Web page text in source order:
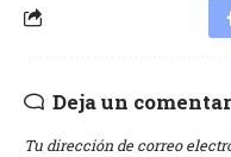
Deja un
Tu dirección de correo